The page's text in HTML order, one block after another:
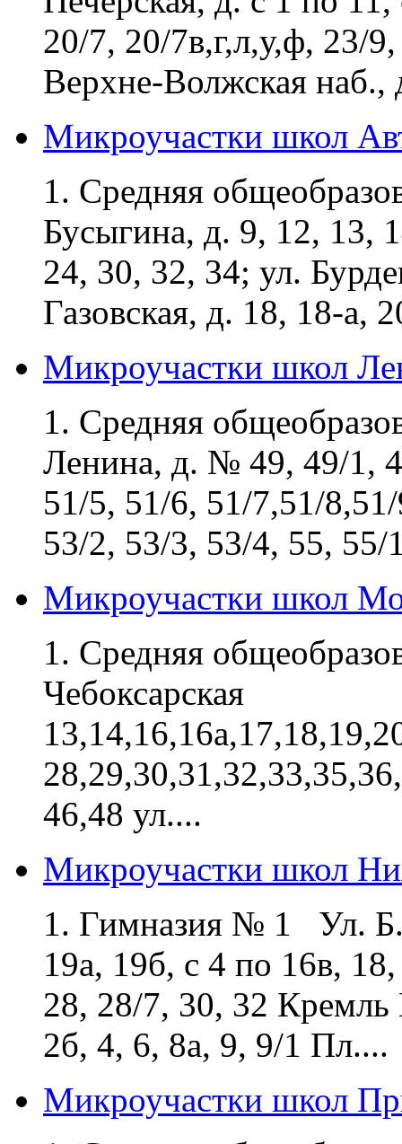
20/7, 20/7в,г,л,у,ф, 23/
Верхне-Волжская наб.,
Микроучастки школ
1. Средняя
Бусыгина, д. 9, 12, 13,
24, 30, 32, 34; ул.
Газовская, д. 18, 18-а,
Микроучастки школ
1. Средняя
Ленина, д. № 49, 49/1,
51/5, 51/6, 51/7,51/
53/2, 53/3, 53/4, 55, 55/
Микроучастки школ
1. Средняя
Чебоксарская
46,48 ул....
Микроучастки школ
1. Гимназия № 1 Ул. Б.
19а, 19б, с 4 по 16в,
28, 28/7, 30, 32 Кремль
2б, 4, 6, 8а, 9, 9/1 Пл....
Микроучастки школ